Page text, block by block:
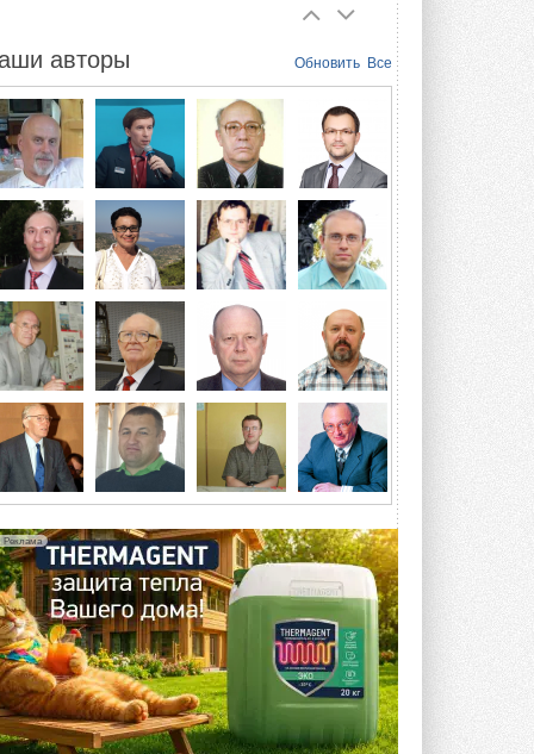
каскадную установку,
объединяющую солнечную и
геотермальную энергию
Природосберегающие технологии ...
6 АВГУСТА 2026
Для Арктики создали
технологию защиты
ветрогенераторов от аварий
Разработка учитывает влияние
мерзлоты, обледенения и снеговых ...
6 АВГУСТА 2026
Гибридный тепловой насос PV/T
с одним общим испарителем
Исследователи предложили
конструкцию двухисточникового ...
5 АВГУСТА 2026
21-й ежегодный форум
«ЦОД-2026»
Мероприятие пройдет 2-3 сентября в
посетит более двух тысяч участников ...
5 АВГУСТА 2026
Китайская Shenling представила
линейку тепловых насосов
«воздух-вода» на R290
Серия ThermaX R290 All-In-One
включает три модели ...
4 АВГУСТА 2026
Тепловые насосы в связке с
Обновить Все
авторы
Реклама